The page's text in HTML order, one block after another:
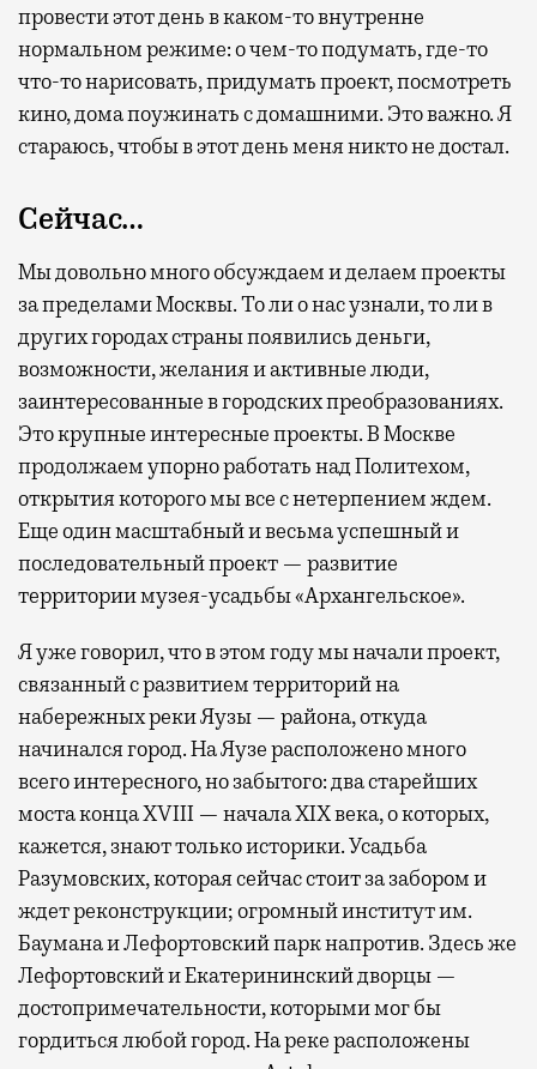
провести этот день в каком-то внутренне
нормальном режиме: о чем-то подумать, где-то
что-то нарисовать, придумать проект, посмотреть
кино, дома поужинать с домашними. Это важно. Я
стараюсь, чтобы в этот день меня никто не достал.
Сейчас…
Мы довольно много обсуждаем и делаем проекты
за пределами Москвы. То ли о нас узнали, то ли в
других городах страны появились деньги,
возможности, желания и активные люди,
заинтересованные в городских преобразованиях.
Это крупные интересные проекты. В Москве
продолжаем упорно работать над Политехом,
открытия которого мы все с нетерпением ждем.
Еще один масштабный и весьма успешный и
последовательный проект — развитие
территории музея-усадьбы «Архангельское».
Я уже говорил, что в этом году мы начали проект,
связанный с развитием территорий на
набережных реки Яузы — района, откуда
начинался город. На Яузе расположено много
всего интересного, но забытого: два старейших
моста конца XVIII — начала XIX века, о которых,
кажется, знают только историки. Усадьба
Разумовских, которая сейчас стоит за забором и
ждет реконструкции; огромный институт им.
Баумана и Лефортовский парк напротив. Здесь же
Лефортовский и Екатерининский дворцы —
достопримечательности, которыми мог бы
гордиться любой город. На реке расположены